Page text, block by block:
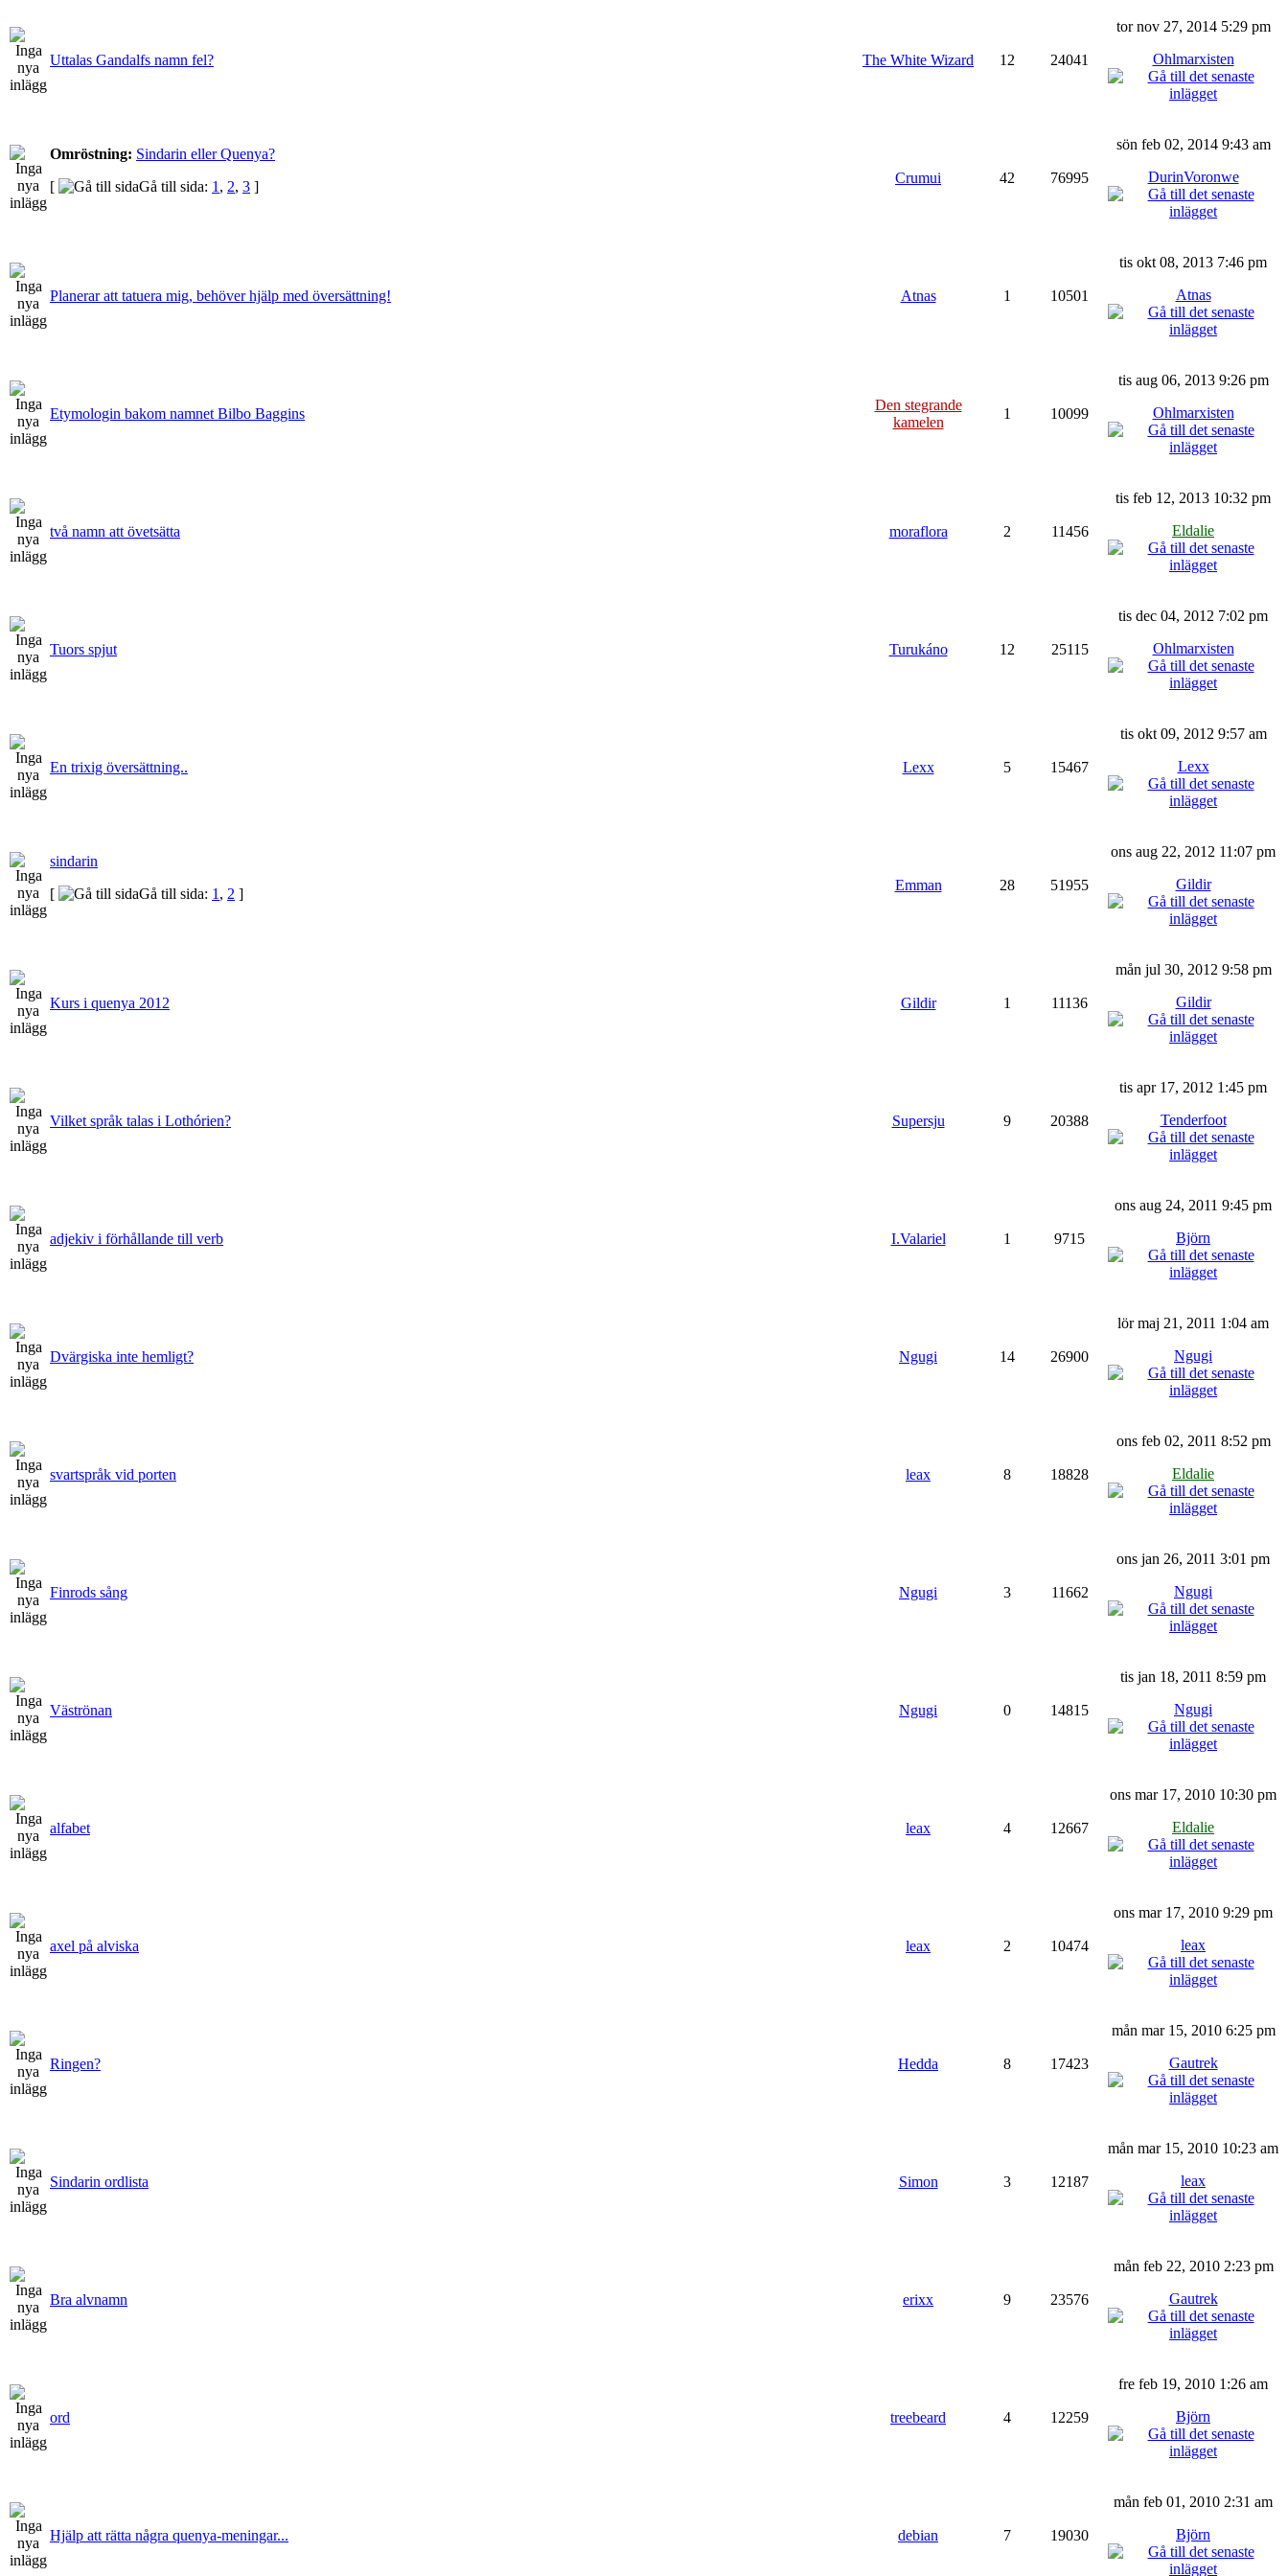
Uttalas Gandalfs namn fel? The White Wizard 12 24041
tor nov 27, 2014 5:29 pm
Ohlmarxisten
Omröstning: Sindarin eller Quenya?
[
Gå till sida: 1 , 2, 3 ]
Crumui 42 76995
sön feb 02, 2014 9:43 am
DurinVoronwe
Planerar att tatuera mig, behöver hjälp med översättning! Atnas 1 10501
tis okt 08, 2013 7:46 pm
Atnas
Etymologin bakom namnet Bilbo Baggins
Den stegrande
kamelen
1 10099
tis aug 06, 2013 9:26 pm
Ohlmarxisten
två namn att övetsätta moraflora 2 11456
tis feb 12, 2013 10:32 pm
Eldalie
Tuors spjut Turukáno 12 25115
tis dec 04, 2012 7:02 pm
Ohlmarxisten
En trixig översättning.. Lexx 5 15467
tis okt 09, 2012 9:57 am
Lexx
sindarin
[
Gå till sida: 1 , 2 ]
Emman 28 51955
ons aug 22, 2012 11:07 pm
Gildir
Kurs i quenya 2012 Gildir 1 11136
mån jul 30, 2012 9:58 pm
Gildir
Vilket språk talas i Lothórien? Supersju 9 20388
tis apr 17, 2012 1:45 pm
Tenderfoot
adjekiv i förhållande till verb I.Valariel 1 9715
ons aug 24, 2011 9:45 pm
Björn
Dvärgiska inte hemligt? Ngugi 14 26900
lör maj 21, 2011 1:04 am
Ngugi
svartspråk vid porten leax 8 18828
ons feb 02, 2011 8:52 pm
Eldalie
Finrods sång Ngugi 3 11662
ons jan 26, 2011 3:01 pm
Ngugi
Väströnan Ngugi 0 14815
tis jan 18, 2011 8:59 pm
Ngugi
alfabet leax 4 12667
ons mar 17, 2010 10:30 pm
Eldalie
axel på alviska leax 2 10474
ons mar 17, 2010 9:29 pm
leax
Ringen? Hedda 8 17423
mån mar 15, 2010 6:25 pm
Gautrek
Sindarin ordlista Simon 3 12187
mån mar 15, 2010 10:23 am
leax
Bra alvnamn erixx 9 23576
mån feb 22, 2010 2:23 pm
Gautrek
ord treebeard 4 12259
fre feb 19, 2010 1:26 am
Björn
Hjälp att rätta några quenya-meningar... debian 7 19030
mån feb 01, 2010 2:31 am
Björn